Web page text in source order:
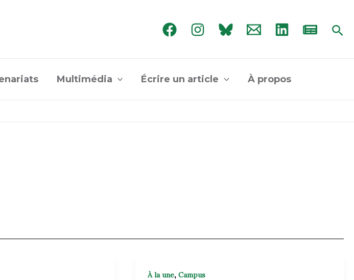
Multimédia Écrire un article À propos
À la une, Campus